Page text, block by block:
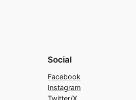
Social
Facebook
Instagram